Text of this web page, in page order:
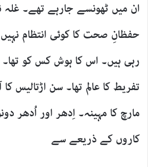
ان میں ٹھونسے جارہے تھے۔ غلہ
حفظانِ صحت کا کوئی انتظام
رہی ہیں۔ اس کا ہوش کس کو
تفریط کا عالم تھا۔ سن اڑتالیس کا
مارچ کا مہینہ۔ اِدھر اور اُدھر
کاروں کے ذریعے سے